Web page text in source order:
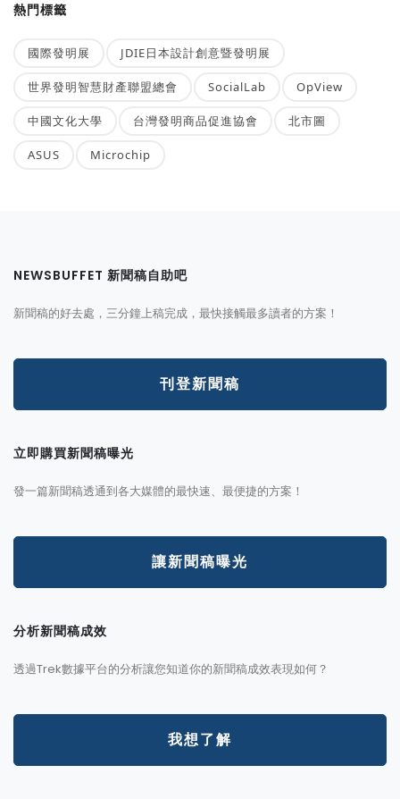
熱門標籤
國際發明展 JDIE日本設計創意暨發明展
世界發明智慧財產聯盟總會 SocialLab OpView
中國文化大學 台灣發明商品促進協會 北市圖
ASUS Microchip
NEWSBUFFET 新聞稿自助吧
新聞稿的好去處，三分鐘上稿完成，最快接觸最多讀者的方案！
刊登新聞稿
立即購買新聞稿曝光
發一篇新聞稿透通到各大媒體的最快速、最便捷的方案！
讓新聞稿曝光
分析新聞稿成效
透過Trek數據平台的分析讓您知道你的新聞稿成效表現如何？
我想了解